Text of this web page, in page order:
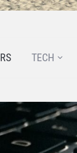
TECH